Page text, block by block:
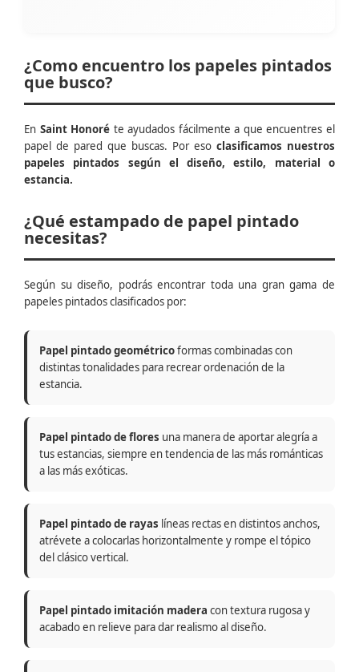
¿Como encuentro los papeles pintados
que busco?
En Saint Honoré te ayudados fácilmente a que encuentres el
papel de pared que buscas. Por eso clasificamos nuestros
papeles pintados según el diseño, estilo, material o
estancia.
¿Qué estampado de papel pintado
necesitas?
Según su diseño, podrás encontrar toda una gran gama de
papeles pintados clasificados por:
Papel pintado geométricoformas combinadas con
distintas tonalidades para recrear ordenación de la
estancia.
Papel pintado de flores una manera de aportar alegría a
tus estancias, siempre en tendencia de las más románticas
a las más exóticas.
Papel pintado de rayas líneas rectas en distintos anchos,
atrévete a colocarlas horizontalmente y rompe el tópico
del clásico vertical.
Papel pintado imitación madera con textura rugosa y
acabado en relieve para dar realismo al diseño.